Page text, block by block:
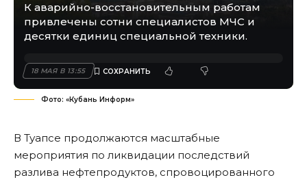
К аварийно-восстановительным работам
привлечены сотни специалистов МЧС и
десятки единиц специальной техники.
18 МАЯ В 13:55
Фото: «Кубань Информ»
В Туапсе продолжаются масштабные
мероприятия по ликвидации последствий
разлива нефтепродуктов, спровоцированного